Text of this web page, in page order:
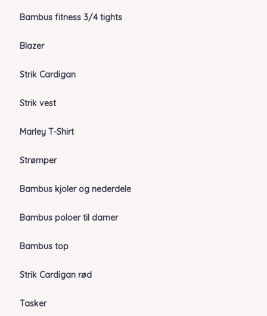
Bambus fitness 3/4 tights
Blazer
Strik Cardigan
Strik vest
Marley T-Shirt
Strømper
Bambus kjoler og nederdele
Bambus poloer til damer
Bambus top
Strik Cardigan rød
Tasker